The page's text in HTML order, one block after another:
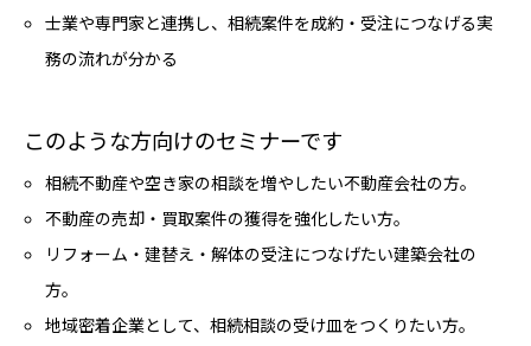
士業や専門家と連携し、相続案件を成約・受注につなげる実
務の流れが分かる
このような方向けのセミナーです
相続不動産や空き家の相談を増やしたい不動産会社の方。
不動産の売却・買取案件の獲得を強化したい方。
リフォーム・建替え・解体の受注につなげたい建築会社の
方。
地域密着企業として、相続相談の受け皿をつくりたい方。